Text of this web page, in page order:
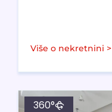
Više o nekretnini >
360°